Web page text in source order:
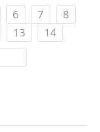
6 7
8
13
14